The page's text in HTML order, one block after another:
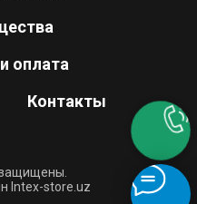
оплата
Контакты
Intex-store.uz